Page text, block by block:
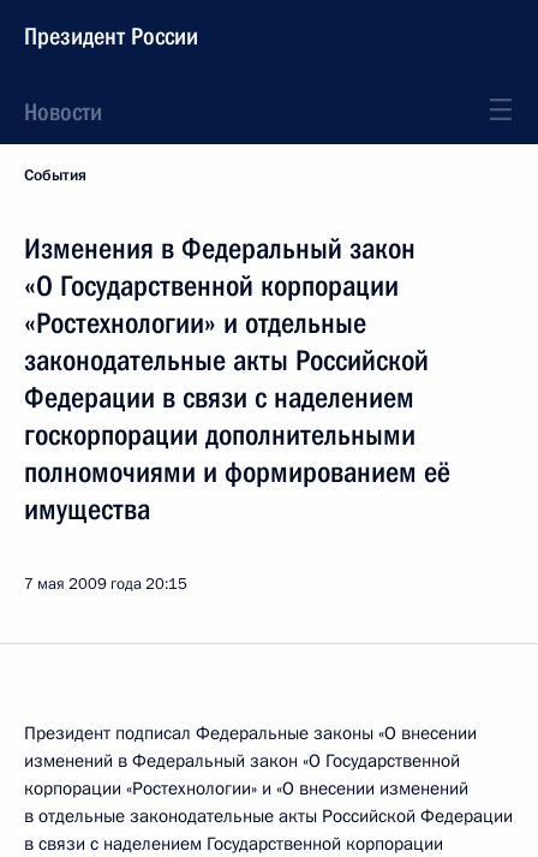
Президент России
Новости
События
Изменения в Федеральный закон
«О Государственной корпорации
«Ростехнологии» и отдельные
законодательные акты Российской
Федерации в связи с наделением
госкорпорации дополнительными
полномочиями и формированием её
имущества
7 мая 2009 года20:15
Президент подписал Федеральные законы «О внесении
изменений в Федеральный закон «О Государственной
корпорации «Ростехнологии» и «О внесении изменений
в отдельные законодательные акты Российской Федерации
в связи с наделением Государственной корпорации